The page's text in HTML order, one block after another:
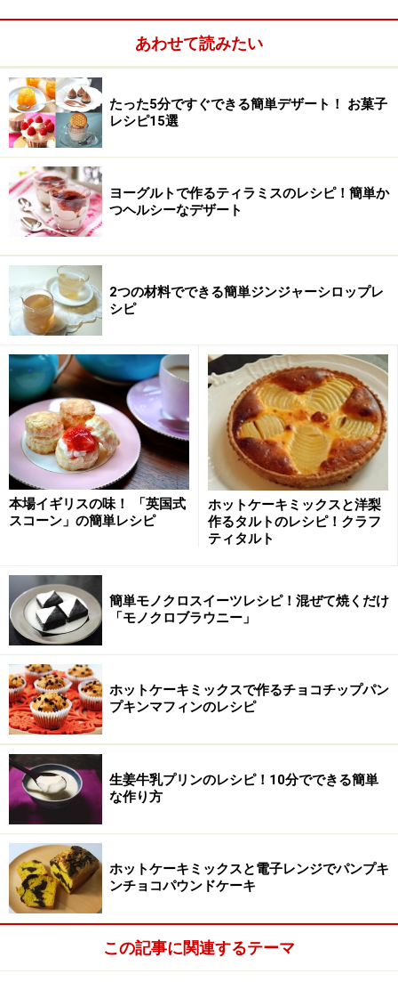
出典： 30分で簡単ビスケット by いりぼーさん | レシピ
ブログ - 料理ブログのレシピ満載！
慣れれば調理時間30分。おうちで簡単にケンタッキー風
ビスケットの出来上がり。お気に入りの配分です。
サクッふわ、お店風ホットビスケット
出典： サクッふわ～かなりいい感じ♪あのお店風ホット
ビスケット♪ by しゃなママさん | レシピブログ - 料理ブ
ベーキングパウダーだけでなくイーストも加えて軽く発
酵させて焼くのでサクッふわ。シロップをたっぷりかけ
るのが美味しいです。フードプロセッサーを使うので混
ぜるのも簡単です。
強力粉 1:1 薄力粉、イギリス伝統のスコー
ン簡単レシピ
出典： 英国伝統のスコーンのレシピ [簡単お菓子レシピ]
All About
イギリスの伝統あるホテルのレシピを元にしています。
覚えやすい強力粉と薄力粉の分配だからまたリピしたく
なりますね。ストロベリージャムとクロテッド・クリー
ムがとてもよく合いおいしいスコーンです。
あわせて読みたい
たった5分ですぐできる簡単デザート！ お菓子
レシピ15選
ヨーグルトで作るティラミスのレシピ！簡単か
つヘルシーなデザート
2つの材料でできる簡単ジンジャーシロップレ
シピ
本場イギリスの味！ 「英国式
スコーン」の簡単レシピ
ホットケーキミックスと洋梨
作るタルトのレシピ！クラフ
ティタルト
簡単モノクロスイーツレシピ！混ぜて焼くだけ
「モノクロブラウニー」
ホットケーキミックスで作るチョコチップパン
プキンマフィンのレシピ
生姜牛乳プリンのレシピ！10分でできる簡単
な作り方
ホットケーキミックスと電子レンジでパンプキ
ンチョコパウンドケーキ
この記事に関連するテーマ